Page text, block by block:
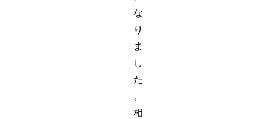
な
り
ま
し
た
。
相